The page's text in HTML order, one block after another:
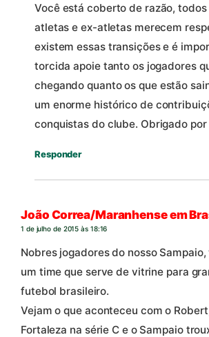
Você está coberto de razão, todos
atletas e ex-atletas merecem
existem essas transições e é
torcida apoie tanto os jogadores
chegando quanto os que estão
um enorme histórico de
conquistas do clube. Obrigado
Responder
João Correa/Maranhense em
1 de julho de 2015 às 18:16
Nobres jogadores do nosso
um time que serve de vitrine para
futebol brasileiro.
Vejam o que aconteceu com o
Fortaleza na série C e o Sampaio